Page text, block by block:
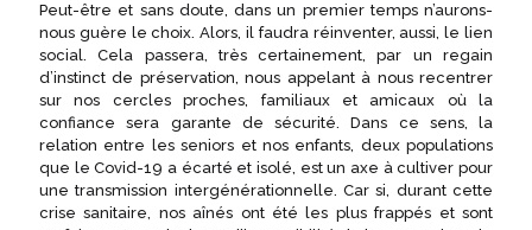
Peut-être et sans doute, dans un premier temps n’aurons-
nous guère le choix. Alors, il faudra réinventer, aussi, le lien
social. Cela passera, très certainement, par un regain
d’instinct de préservation, nous appelant à nous recentrer
sur nos cercles proches, familiaux et amicaux où la
confiance sera garante de sécurité. Dans ce sens, la
relation entre les seniors et nos enfants, deux populations
que le Covid-19 a écarté et isolé, est un axe à cultiver pour
une transmission intergénérationnelle. Car si, durant cette
crise sanitaire, nos aînés ont été les plus frappés et sont